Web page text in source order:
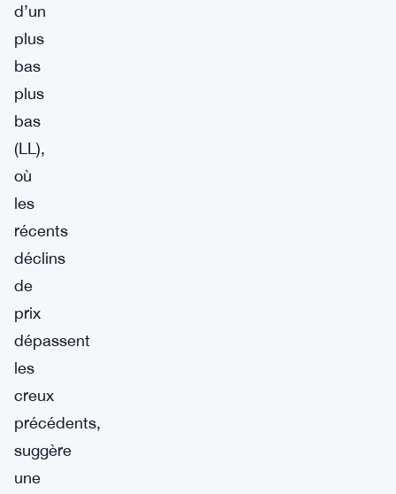
d’un
plus
bas
plus
bas
(LL),
où
les
récents
déclins
de
prix
dépassent
les
creux
précédents,
suggère
une